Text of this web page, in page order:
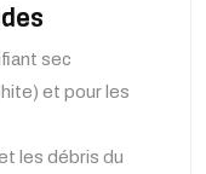
sec
et pour les
les débris du